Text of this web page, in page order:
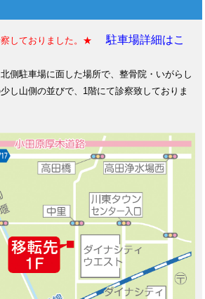
しておりました。★
駐車場詳細はこ
側駐車場に面した場所で、整骨院・いがらし
し山側の並びで、1階にて診察致しておりま